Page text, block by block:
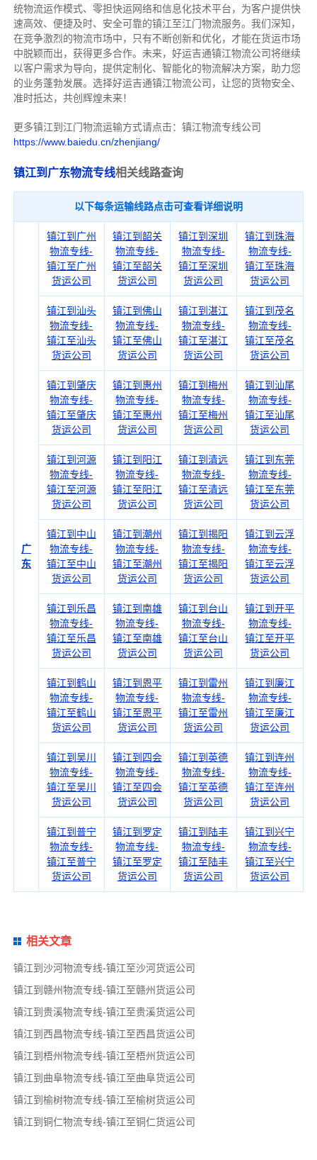
统物流运作模式、零担快运网络和信息化技术平台，为客户提供快
速高效、便捷及时、安全可靠的镇江至江门物流服务。 我们深知，
在竞争激烈的物流市场中，只有不断创新和优化，才能在货运市场
中脱颖而出，获得更多合作。 未来，好运吉通镇江物流公司将继续
以客户需求为导向，提供定制化、智能化的物流解决方案，助力您
的业务蓬勃发展。选择好运吉通镇江物流公司，让您的货物安全、
准时抵达，共创辉煌未来！
更多镇江到江门物流运输方式请点击：镇江物流专线公司
https://www.baiedu.cn/zhenjiang/
镇江到广东物流专线相关线路查询
以下每条运输线路点击可查看详细说明
广
东
镇江到广州
物流专线-
镇江至广州
货运公司
镇江到韶关
物流专线-
镇江至韶关
货运公司
镇江到深圳
物流专线-
镇江至深圳
货运公司
镇江到珠海
物流专线-
镇江至珠海
货运公司
镇江到汕头
物流专线-
镇江至汕头
货运公司
镇江到佛山
物流专线-
镇江至佛山
货运公司
镇江到湛江
物流专线-
镇江至湛江
货运公司
镇江到茂名
物流专线-
镇江至茂名
货运公司
镇江到肇庆
物流专线-
镇江至肇庆
货运公司
镇江到惠州
物流专线-
镇江至惠州
货运公司
镇江到梅州
物流专线-
镇江至梅州
货运公司
镇江到汕尾
物流专线-
镇江至汕尾
货运公司
镇江到河源
物流专线-
镇江至河源
货运公司
镇江到阳江
物流专线-
镇江至阳江
货运公司
镇江到清远
物流专线-
镇江至清远
货运公司
镇江到东莞
物流专线-
镇江至东莞
货运公司
镇江到中山
物流专线-
镇江至中山
货运公司
镇江到潮州
物流专线-
镇江至潮州
货运公司
镇江到揭阳
物流专线-
镇江至揭阳
货运公司
镇江到云浮
物流专线-
镇江至云浮
货运公司
镇江到乐昌
物流专线-
镇江至乐昌
货运公司
镇江到南雄
物流专线-
镇江至南雄
货运公司
镇江到台山
物流专线-
镇江至台山
货运公司
镇江到开平
物流专线-
镇江至开平
货运公司
镇江到鹤山
物流专线-
镇江至鹤山
货运公司
镇江到恩平
物流专线-
镇江至恩平
货运公司
镇江到雷州
物流专线-
镇江至雷州
货运公司
镇江到廉江
物流专线-
镇江至廉江
货运公司
镇江到吴川
物流专线-
镇江至吴川
货运公司
镇江到四会
物流专线-
镇江至四会
货运公司
镇江到英德
物流专线-
镇江至英德
货运公司
镇江到连州
物流专线-
镇江至连州
货运公司
镇江到普宁
物流专线-
镇江至普宁
货运公司
镇江到罗定
物流专线-
镇江至罗定
货运公司
镇江到陆丰
物流专线-
镇江至陆丰
货运公司
镇江到兴宁
物流专线-
镇江至兴宁
货运公司
相关文章
镇江到沙河物流专线-镇江至沙河货运公司
镇江到赣州物流专线-镇江至赣州货运公司
镇江到贵溪物流专线-镇江至贵溪货运公司
镇江到西昌物流专线-镇江至西昌货运公司
镇江到梧州物流专线-镇江至梧州货运公司
镇江到曲阜物流专线-镇江至曲阜货运公司
镇江到榆树物流专线-镇江至榆树货运公司
镇江到铜仁物流专线-镇江至铜仁货运公司